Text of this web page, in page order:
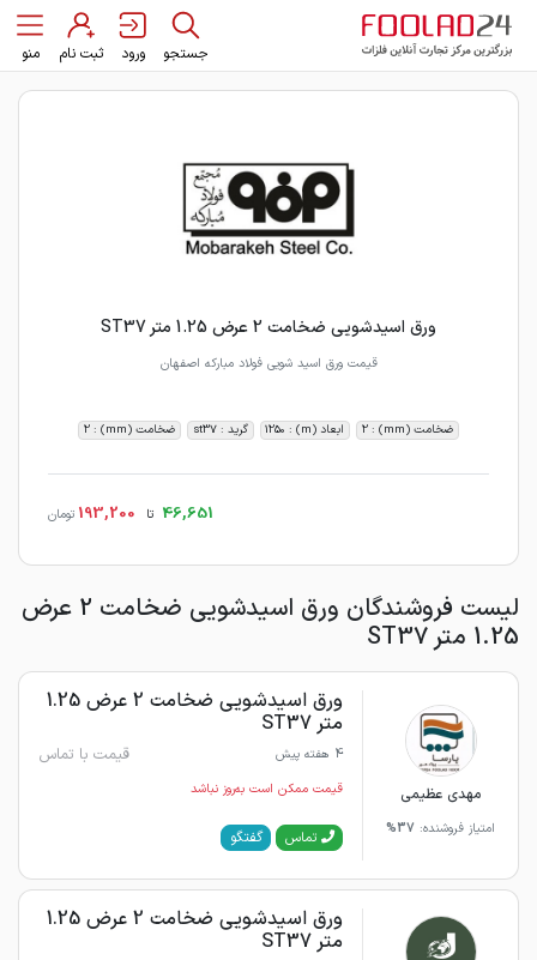
جستجو ورود ثبت نام منو
ورق اسیدشویی ضخامت 2 عرض 1.25 متر ST37
قیمت ورق اسید شویی فولاد مبارکه اصفهان
ضخامت (mm) : 2 ابعاد (m) : 1250 گرید : st37 ضخامت (mm) : 2
46,651 تا 193,200 تومان
لیست فروشندگان ورق اسیدشویی ضخامت 2 عرض
1.25 متر ST37
مهدی عظیمی
امتیاز فروشنده: 37%
ورق اسیدشویی ضخامت 2 عرض 1.25
متر ST37
4 هفته پیش قیمت با تماس
قیمت ممکن است به‌روز نباشد
تماس گفتگو
ورق اسیدشویی ضخامت 2 عرض 1.25
متر ST37